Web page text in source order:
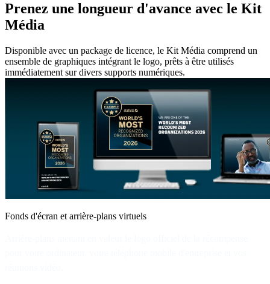
Prenez une longueur d'avance avec le Kit
Média
Disponible avec un package de licence, le Kit Média comprend un
ensemble de graphiques intégrant le logo, prêts à être utilisés
immédiatement sur divers supports numériques.
Fonds d'écran et arrière-plans virtuels